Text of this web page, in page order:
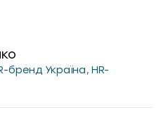
бренд Україна, HR-